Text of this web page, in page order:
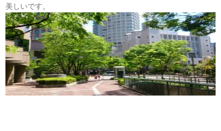
美しいです。